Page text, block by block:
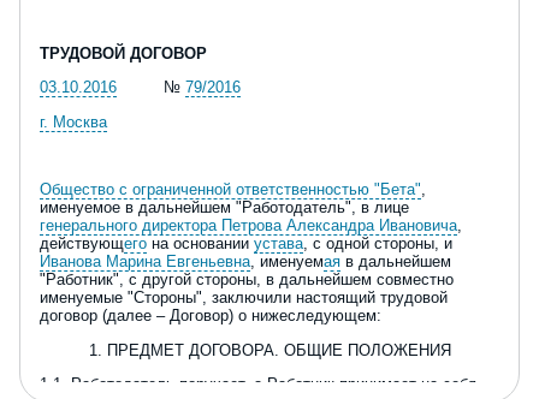
ТРУДОВОЙ ДОГОВОР
03.10.2016
№ 79/2016
г. Москва
Общество с ограниченной ответственностью "Бета",
именуемое в дальнейшем "Работодатель", в лице
генерального директора Петрова Александра Ивановича,
действующего на основании устава, с одной стороны, и
Иванова Марина Евгеньевна, именуемая в дальнейшем
"Работник", с другой стороны, в дальнейшем совместно
именуемые "Стороны", заключили настоящий трудовой
договор (далее – Договор) о нижеследующем:
1. ПРЕДМЕТ ДОГОВОРА. ОБЩИЕ ПОЛОЖЕНИЯ
1.1. Работодатель поручает, а Работник принимает на себя